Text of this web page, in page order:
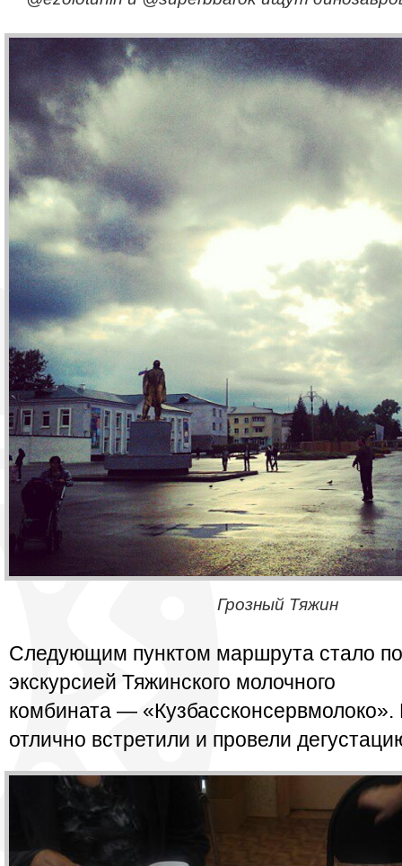
Грозный Тяжин
Следующим пунктом маршрута стало
экскурсией Тяжинского молочного
комбината —
отлично встретили и провели